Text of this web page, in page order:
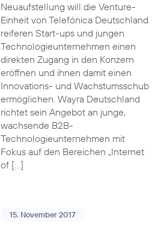
Neuaufstellung will die Venture-
Einheit von Telefónica Deutschland
reiferen Start-ups und jungen
Technologieunternehmen einen
direkten Zugang in den Konzern
eröffnen und ihnen damit einen
Innovations- und Wachstumsschub
ermöglichen. Wayra Deutschland
richtet sein Angebot an junge,
wachsende B2B-
Technologieunternehmen mit
Fokus auf den Bereichen „Internet
of […]
15. November 2017